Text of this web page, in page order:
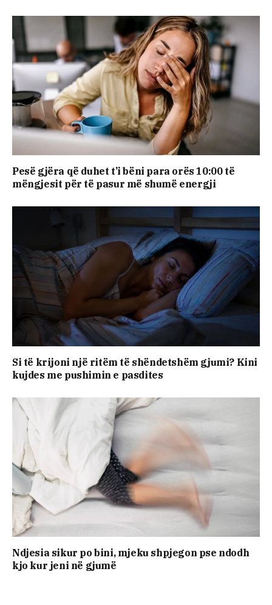
Pesë gjëra që duhet t’i bëni para orës 10:00 të
mëngjesit për të pasur më shumë energji
Si të krijoni një ritëm të shëndetshëm gjumi? Kini
kujdes me pushimin e pasdites
Ndjesia sikur po bini, mjeku shpjegon pse ndodh
kjo kur jeni në gjumë